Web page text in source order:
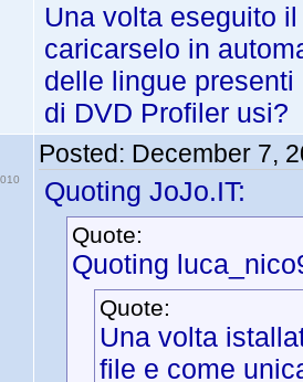
Una volta eseguito
caricarselo in
delle lingue
di DVD Profiler usi?
Posted: December 7,
Quoting JoJo.IT:
Quote:
Quoting
Quote:
Una volta
file e come